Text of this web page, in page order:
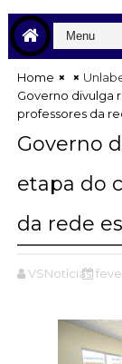
Home
Governo divulga
professores da
Governo
etapa do
da rede
VSNotícias